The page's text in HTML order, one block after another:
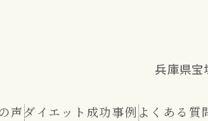
兵庫県宝
声ダイエット成功事例よくある質